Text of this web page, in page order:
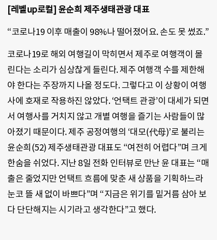
[레벨up로컬] 윤순희 제주생태관광 대표
“코로나19 이후 매출이 98%나 떨어졌어요. 손도 못 썼죠.”
코로나19로 해외 여행길이 막히면서 제주로 여행객이 몰
린다는 소리가 심상찮게 들린다. 제주 여행객 수를 제한해
야 한다는 주장까지 나올 정도다. 그렇다고 이 상황이 여행
사에 호재로 작용하진 않았다. ‘언택트 관광’이 대세가 되면
서 여행사를 거치지 않고 개별 여행을 즐기는 사람들이 많
아졌기 때문이다. 제주 공정여행의 ‘대모(代母)’로 불리는
윤순희(52) 제주생태관광 대표도 “여전히 어렵다”며 크게
한숨을 쉬었다. 지난 8일 전화 인터뷰로 만난 윤 대표는 “매
출은 줄었지만 언택트 흐름에 맞춘 새 상품을 기획하느라
눈코 뜰 새 없이 바쁘다”며 “지금은 위기를 밑거름 삼아 보
다 단단해지는 시기라고 생각한다”고 했다.